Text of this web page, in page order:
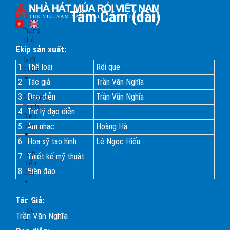
Trang
chủ
Giới
thiệu
Chương
Trình
Biểu
Diễn
Lịch
Biểu
Diễn
Tin
Tức
Tấm Cám (dài)
Ekip sản xuất:
1 Thể loại
Rối que
2 Tác giả
Trần Văn Nghĩa
3
Đạo diễn
Trần Văn Nghĩa
4 Trợ lý đạo diễn
5 Âm nhạc
Hoàng Hà
6
Họa sỹ tạo hình
Lê Ngọc Hiếu
7 Thiết kế mỹ thuật
8
Biên đạo
Tác Giả:
Trần Văn Nghĩa